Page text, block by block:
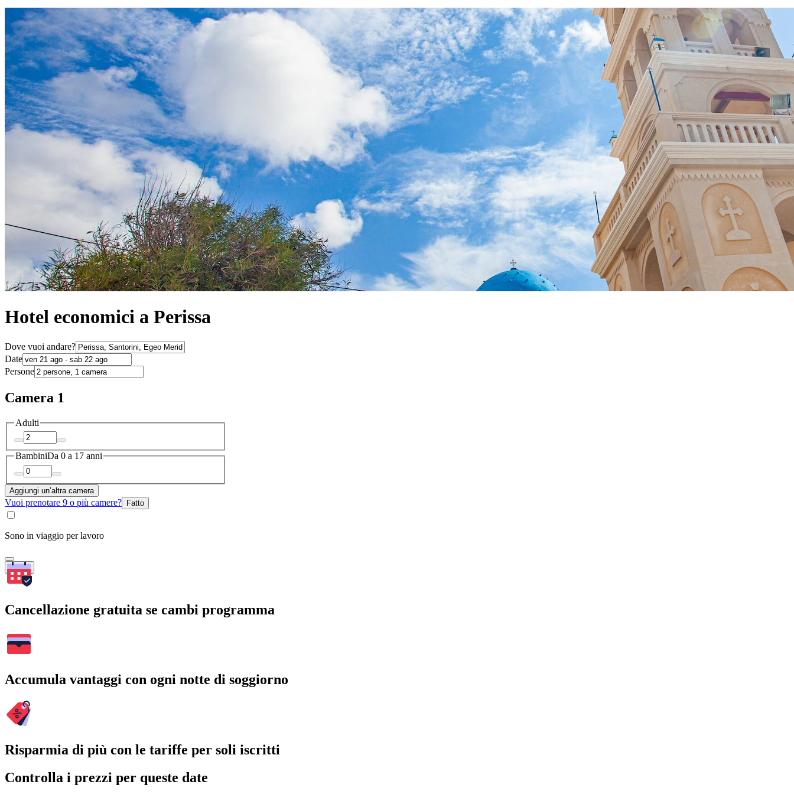
Hotel economici a Perissa
Dove vuoi andare?
Date
Persone
Camera 1
Adulti
BambiniDa 0 a 17 anni
Aggiungi un’altra camera
Vuoi prenotare 9 o più camere? Fatto
Sono in viaggio per lavoro
Cerca
Cancellazione gratuita se cambi programma
Accumula vantaggi con ogni notte di soggiorno
Risparmia di più con le tariffe per soli iscritti
Controlla i prezzi per queste date